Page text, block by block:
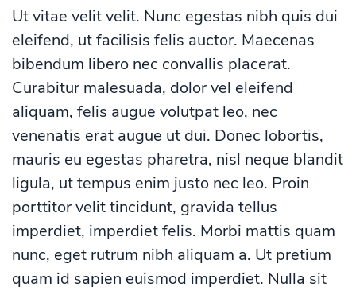
Ut vitae velit velit. Nunc egestas nibh quis dui
eleifend, ut facilisis felis auctor. Maecenas
bibendum libero nec convallis placerat.
Curabitur malesuada, dolor vel eleifend
aliquam, felis augue volutpat leo, nec
venenatis erat augue ut dui. Donec lobortis,
mauris eu egestas pharetra, nisl neque blandit
ligula, ut tempus enim justo nec leo. Proin
porttitor velit tincidunt, gravida tellus
imperdiet, imperdiet felis. Morbi mattis quam
nunc, eget rutrum nibh aliquam a. Ut pretium
quam id sapien euismod imperdiet. Nulla sit